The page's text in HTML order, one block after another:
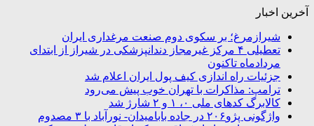
آخرین اخبار
شیرازمرغ؛ بر سکوی دوم صنعت مرغداری ایران
تعطیلی ۴ مرکز غیرمجاز دندانپزشکی در شیراز از ابتدای
مردادماه تاکنون
جزئیات راه اندازی کیف پول ایران اعلام شد
ترامپ: مذاکرات با تهران خوب پیش می‌رود
کالابرگ کدهای ملی ۰، ۱ و ۲ شارژ شد
واژگونی پژو۲۰۶ در جاده بابامیدان- نورآباد با ۳ مصدوم